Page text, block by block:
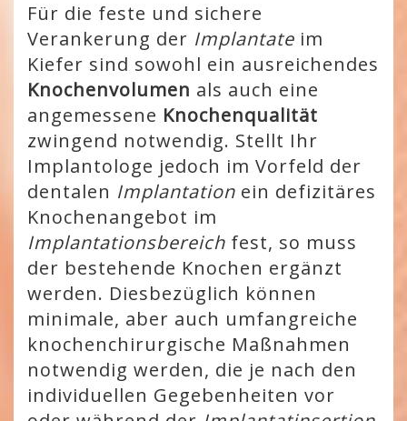
Für die feste und sichere
Verankerung der Implantate im
Kiefer sind sowohl ein ausreichendes
Knochenvolumen als auch eine
angemessene Knochenqualität
zwingend notwendig. Stellt Ihr
Implantologe jedoch im Vorfeld der
dentalen Implantation ein defizitäres
Knochenangebot im
Implantationsbereich fest, so muss
der bestehende Knochen ergänzt
werden. Diesbezüglich können
minimale, aber auch umfangreiche
knochenchirurgische Maßnahmen
notwendig werden, die je nach den
individuellen Gegebenheiten vor